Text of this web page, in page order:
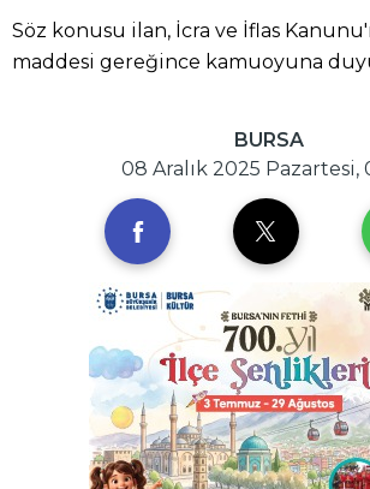
Söz konusu ilan, İcra ve İflas
maddesi gereğince kamuoyuna
BURSA
08 Aralık 2025 Pazartesi,